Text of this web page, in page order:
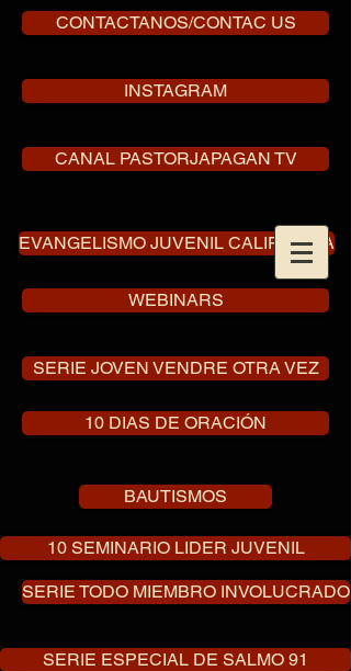
CONTACTANOS/CONTAC US
INSTAGRAM
CANAL PASTORJAPAGAN TV
EVANGELISMO JUVENIL CALIFORNIA
WEBINARS
SERIE JOVEN VENDRE OTRA VEZ
10 DIAS DE ORACIÓN
BAUTISMOS
10 SEMINARIO LIDER JUVENIL
SERIE TODO MIEMBRO INVOLUCRADO
SERIE ESPECIAL DE SALMO 91